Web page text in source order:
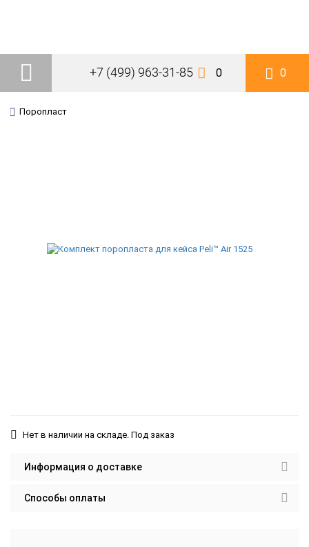
+7 (499) 963-31-85 0 0
Поропласт
Нет в наличии на складе. Под заказ
Информация о доставке
Способы оплаты